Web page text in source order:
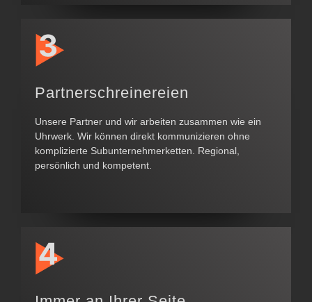
Partner­schreinereien
Unsere Partner und wir arbeiten zusammen wie ein
Uhrwerk. Wir können direkt kommunizieren ohne
komplizierte Subunternehmer­ketten. Regional,
persönlich und kompetent.